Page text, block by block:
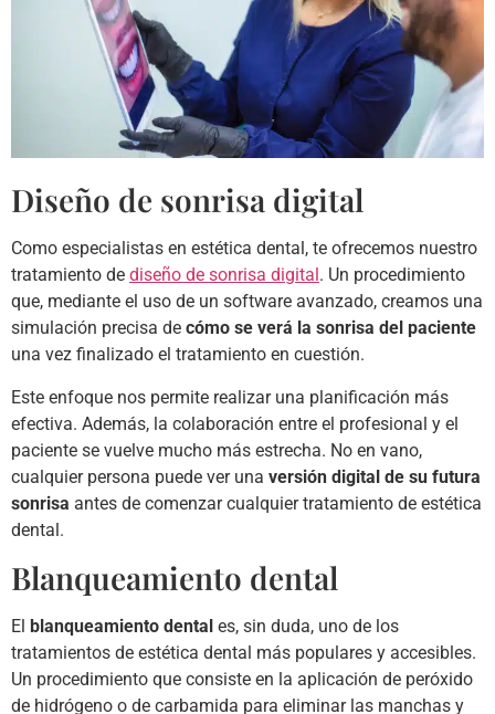
Diseño de sonrisa digital
Como especialistas en estética dental, te ofrecemos nuestro
tratamiento de diseño de sonrisa digital . Un procedimiento
que, mediante el uso de un software avanzado, creamos una
simulación precisa de cómo se verá la sonrisa del paciente
una vez finalizado el tratamiento en cuestión.
Este enfoque nos permite realizar una planificación más
efectiva. Además, la colaboración entre el profesional y el
paciente se vuelve mucho más estrecha. No en vano,
cualquier persona puede ver una versión digital de su futura
sonrisa antes de comenzar cualquier tratamiento de estética
dental.
Blanqueamiento dental
El blanqueamiento dental es, sin duda, uno de los
tratamientos de estética dental más populares y accesibles.
Un procedimiento que consiste en la aplicación de peróxido
de hidrógeno o de carbamida para eliminar las manchas y